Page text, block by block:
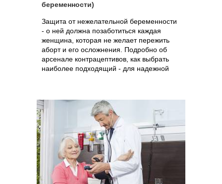
беременности)
Защита от нежелательной беременности
- о ней должна позаботиться каждая
женщина, которая не желает пережить
аборт и его осложнения. Подробно об
арсенале контрацептивов, как выбрать
наиболее подходящий - для надежной